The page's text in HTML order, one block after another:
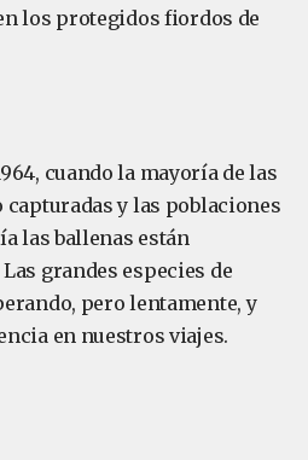
los protegidos fiordos de
cuando la mayoría de las
capturadas y las poblaciones
las ballenas están
grandes especies de
pero lentamente, y
en nuestros viajes.